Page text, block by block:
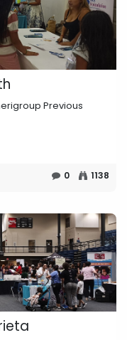
Previous
0 1138